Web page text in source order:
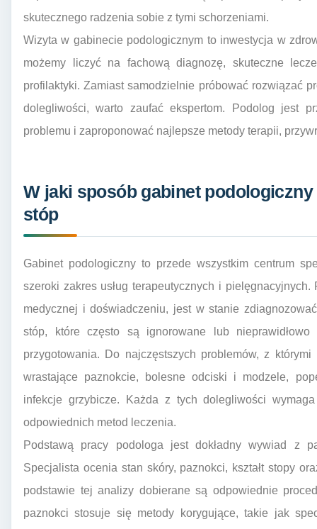
skutecznego radzenia sobie z tymi schorzeniami.
Wizyta w gabinecie podologicznym to inwestycja w
możemy liczyć na fachową diagnozę, skuteczne
profilaktyki. Zamiast samodzielnie próbować rozwiązać
dolegliwości, warto zaufać ekspertom. Podolog jest
problemu i zaproponować najlepsze metody terapii,
W jaki sposób gabinet
stóp
Gabinet podologiczny to przede wszystkim centrum
szeroki zakres usług terapeutycznych i
medycznej i doświadczeniu, jest w stanie
stóp, które często są ignorowane lub
przygotowania. Do najczęstszych problemów, z
wrastające paznokcie, bolesne odciski i modzele,
infekcje grzybicze. Każda z tych dolegliwości
odpowiednich metod leczenia.
Podstawą pracy podologa jest dokładny wywiad z
Specjalista ocenia stan skóry, paznokci, kształt stopy
podstawie tej analizy dobierane są odpowiednie
paznokci stosuje się metody korygujące, takie jak